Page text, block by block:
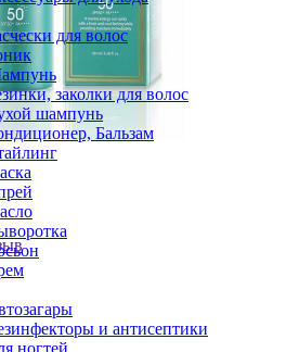
для волос
заколки для волос
шампунь
Бальзам
и антисептики
ногтей